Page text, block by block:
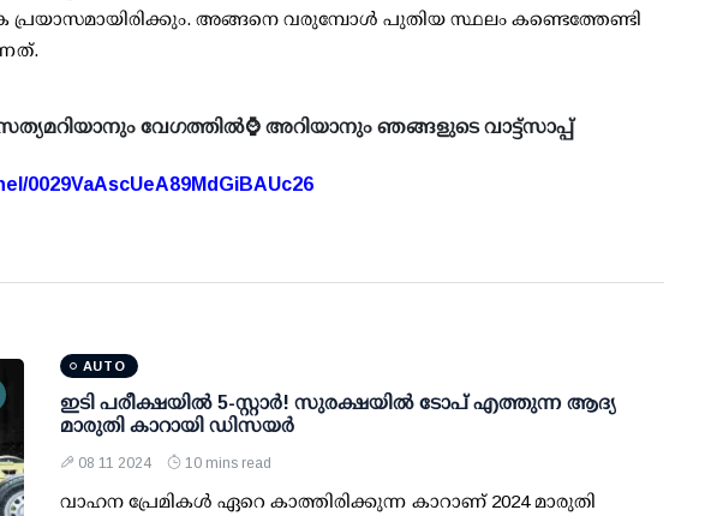
അങ്ങനെ വരുമ്പോള്‍ പുതിയ സ്ഥലം കണ്ടെത്തേണ്ടി
വേഗത്തിൽ⌚ അറിയാനും ഞങ്ങളുടെ വാട്ട്സാപ്പ്
0029VaAscUeA89MdGiBAUc26
AUTO
ഇടി പരീക്ഷയില്‍ 5-സ്റ്റാര്‍! സുരക്ഷയില്‍ ടോപ് എത്തുന്ന ആദ്യ
മാരുതി കാറായി ഡിസയര്‍
08 11 2024 10 mins read
വാഹന പ്രേമികള്‍ ഏറെ കാത്തിരിക്കുന്ന കാറാണ് 2024 മാരുതി